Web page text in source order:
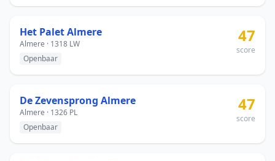
Het Palet Almere
Almere · 1318 LW
Openbaar
47
score
De Zevensprong Almere
Almere · 1326 PL
Openbaar
47
score